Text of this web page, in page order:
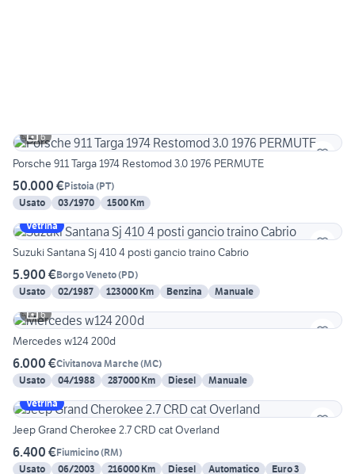
6
Porsche 911 Targa 1974 Restomod 3.0 1976 PERMUTE
50.000 €Pistoia (PT)
Usato
03/1970
1500 Km
Vetrina
Suzuki Santana Sj 410 4 posti gancio traino Cabrio
5.900 €Borgo Veneto(PD)
Usato
02/1987 123000 Km Benzina
Manuale
6
Mercedes w124 200d
6.000 €Civitanova Marche(MC)
Usato
04/1988 287000 Km Diesel
Manuale
Vetrina
Jeep Grand Cherokee 2.7 CRD cat Overland
6.400 €Fiumicino(RM)
Usato
06/2003 216000 Km Diesel Automatico Euro 3